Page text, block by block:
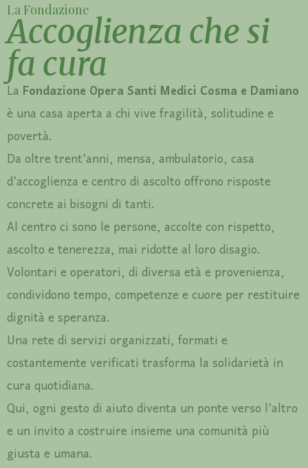
La Fondazione
Accoglienza che si
fa cura
LaFondazione Opera Santi Medici Cosma e Damiano
è una casa aperta a chi vive fragilità, solitudine e
povertà.
Da oltre trent’anni, mensa, ambulatorio, casa
d’accoglienza e centro di ascolto offrono risposte
concrete ai bisogni di tanti.
Al centro ci sono le persone, accolte con rispetto,
ascolto e tenerezza, mai ridotte al loro disagio.
Volontari e operatori, di diversa età e provenienza,
condividono tempo, competenze e cuore per restituire
dignità e speranza.
Una rete di servizi organizzati, formati e
costantemente verificati trasforma la solidarietà in
cura quotidiana.
Qui, ogni gesto di aiuto diventa un ponte verso l’altro
e un invito a costruire insieme una comunità più
giusta e umana.